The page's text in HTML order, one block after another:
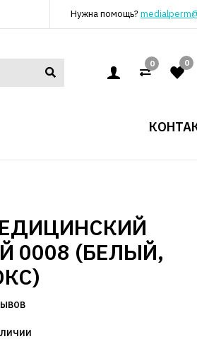
Нужна помощь?
0 0
0008 (БЕЛЫЙ,